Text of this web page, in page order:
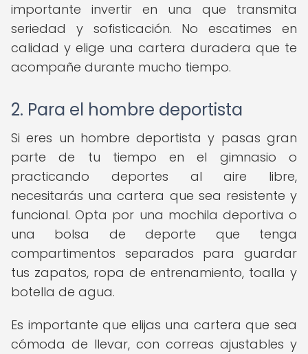
importante invertir en una que transmita
seriedad y sofisticación. No escatimes en
calidad y elige una cartera duradera que te
acompañe durante mucho tiempo.
2. Para el hombre deportista
Si eres un hombre deportista y pasas gran
parte de tu tiempo en el gimnasio o
practicando deportes al aire libre,
necesitarás una cartera que sea resistente y
funcional. Opta por una mochila deportiva o
una bolsa de deporte que tenga
compartimentos separados para guardar
tus zapatos, ropa de entrenamiento, toalla y
botella de agua.
Es importante que elijas una cartera que sea
cómoda de llevar, con correas ajustables y